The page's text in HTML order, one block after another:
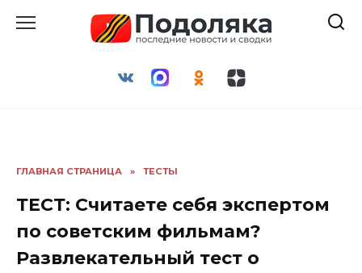
ГЛАВНАЯ СТРАНИЦА » ТЕСТЫ
ТЕСТ: Считаете себя экспертом
по советским фильмам?
Развлекательный тест о